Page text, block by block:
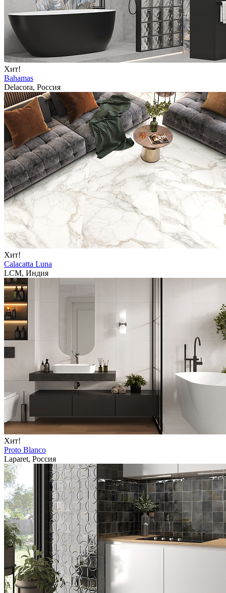
Хит!
Bahamas
Delacora, Россия
Хит!
Calacatta Luna
LCM, Индия
Хит!
Proto Blanco
Laparet, Россия